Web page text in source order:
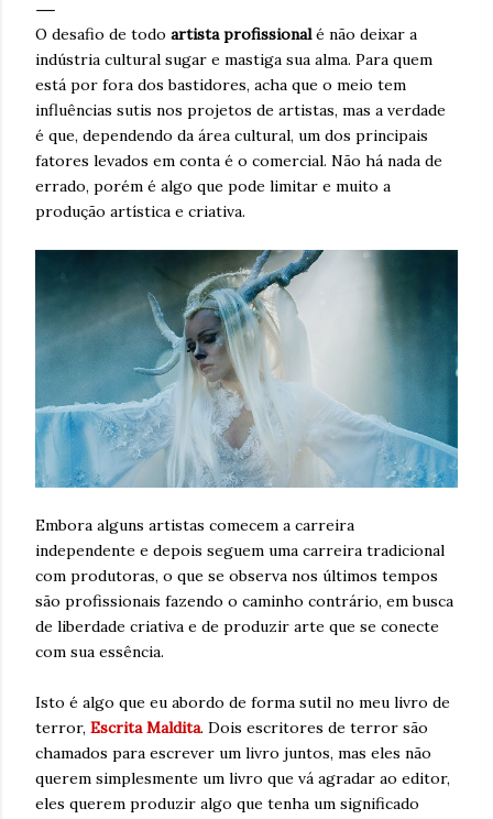
muita gente já fazia de forma intuitiva, mas que ao
reaprender ganha um novo significado. Após dias sem
escrever, estava sentindo falta de brincar com as
palavras. A verdade é qu...
O desafio de todo artista profissionalé não deixar a
indústria cultural sugar e mastiga sua alma. Para quem
está por fora dos bastidores, acha que o meio tem
influências sutis nos projetos de artistas, mas a verdade
é que, dependendo da área cultural, um dos principais
fatores levados em conta é o comercial. Não há nada de
errado, porém é algo que pode limitar e muito a
produção artística e criativa.
Embora alguns artistas comecem a carreira
independente e depois seguem uma carreira tradicional
com produtoras, o que se observa nos últimos tempos
são profissionais fazendo o caminho contrário, em busca
de liberdade criativa e de produzir arte que se conecte
com sua essência.
Isto é algo que eu abordo de forma sutil no meu livro de
terror, Escrita Maldita. Dois escritores de terror são
chamados para escrever um livro juntos, mas eles não
querem simplesmente um livro que vá agradar ao editor,
eles querem produzir algo que tenha um significado